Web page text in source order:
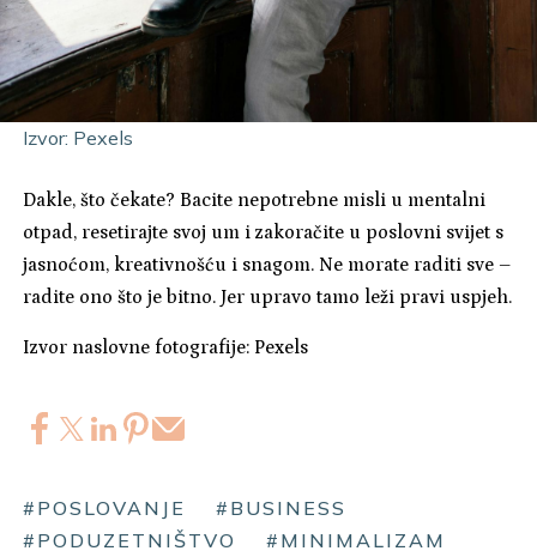
Izvor: Pexels
Dakle, što čekate? Bacite nepotrebne misli u mentalni
otpad, resetirajte svoj um i zakoračite u poslovni svijet s
jasnoćom, kreativnošću i snagom. Ne morate raditi sve –
radite ono što je bitno. Jer upravo tamo leži pravi uspjeh.
Izvor naslovne fotografije: Pexels
#POSLOVANJE
#BUSINESS
#PODUZETNIŠTVO
#MINIMALIZAM